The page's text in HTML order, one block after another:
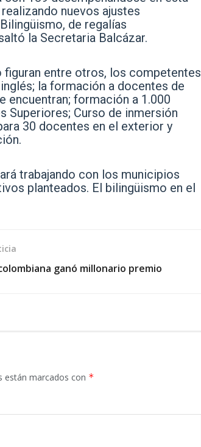
nuevos ajustes
de regalías
la Secretaria Balcázar.
entre otros, los competentes
la formación a docentes de
encuentran; formación a 1.000
Superiores; Curso de inmersión
30 docentes en el exterior y
trabajando con los municipios
planteados. El bilingüismo en el
ganó millonario premio
están marcados con *